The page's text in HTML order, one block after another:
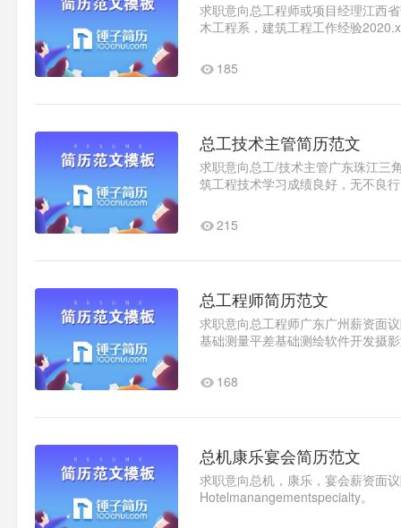
求职意向总工程师或项目经理江西
木工程系，建筑工程工作经验
185
总工技术主管简历范文
求职意向总工/技术主管广东珠江三
筑工程技术学习成绩良好，无不良
215
总工程师简历范文
求职意向总工程师广东广州薪资面
基础测量平差基础测绘软件开发摄
168
总机康乐宴会简历范文
求职意向总机，康乐，宴会薪资面
Hotelmanangementspecialty。